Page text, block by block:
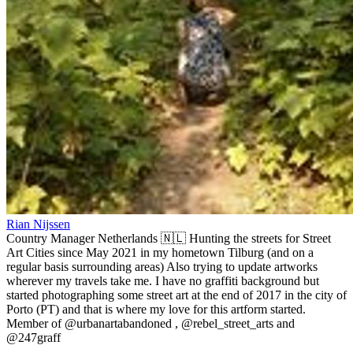
Rian Nijssen
Country Manager Netherlands 🇳🇱 Hunting the streets for Street
Art Cities since May 2021 in my hometown Tilburg (and on a
regular basis surrounding areas) Also trying to update artworks
wherever my travels take me. I have no graffiti background but
started photographing some street art at the end of 2017 in the city of
Porto (PT) and that is where my love for this artform started.
Member of @urbanartabandoned , @rebel_street_arts and
@247graff